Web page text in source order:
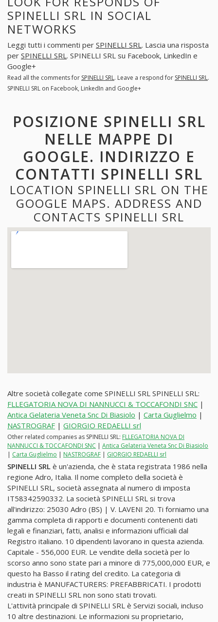
SPINELLI SRL IN SOCIAL
NETWORKS
Leggi tutti i commenti per SPINELLI SRL. Lascia una risposta
per SPINELLI SRL. SPINELLI SRL su Facebook, LinkedIn e
Google+
Read all the comments for SPINELLI SRL. Leave a respond for SPINELLI SRL.
SPINELLI SRL on Facebook, LinkedIn and Google+
POSIZIONE SPINELLI SRL
NELLE MAPPE DI
GOOGLE. INDIRIZZO E
CONTATTI SPINELLI SRL
LOCATION SPINELLI SRL ON THE
GOOGLE MAPS. ADDRESS AND
CONTACTS SPINELLI SRL
Altre società collegate come SPINELLI SRL SPINELLI SRL:
FLLEGATORIA NOVA DI NANNUCCI & TOCCAFONDI SNC |
Antica Gelateria Veneta Snc Di Biasiolo | Carta Guglielmo |
NASTROGRAF | GIORGIO REDAELLI srl
Other related companies as SPINELLI SRL: FLLEGATORIA NOVA DI
NANNUCCI & TOCCAFONDI SNC | Antica Gelateria Veneta Snc Di Biasiolo
| Carta Guglielmo | NASTROGRAF | GIORGIO REDAELLI srl
SPINELLI SRL è un'azienda, che è stata registrata 1986 nella
regione Adro, Italia. Il nome completo della società è
SPINELLI SRL, società assegnata al numero di imposta
IT58342590332. La società SPINELLI SRL si trova
all'indirizzo: 25030 Adro (BS) | V. LAVENI 20. Ti forniamo una
gamma completa di rapporti e documenti contenenti dati
legali e finanziari, fatti, analisi e informazioni ufficiali dal
Registro italiano. 10 dipendenti lavorano in questa azienda.
Capitale - 556,000 EUR. Le vendite della società per lo
scorso anno sono state pari a minore di 775,000,000 EUR, e
questo ha Basso il rating del credito. La categoria di
industria è MANUFACTURERS: PREFABBRICATI. I prodotti
creati in SPINELLI SRL non sono stati trovati.
L'attività principale di SPINELLI SRL è Servizi sociali, incluso
10 altre destinazioni. Le informazioni su proprietario,